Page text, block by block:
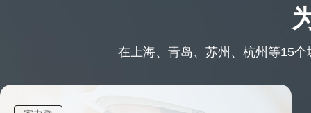
在上海、青岛、苏州、杭州等15